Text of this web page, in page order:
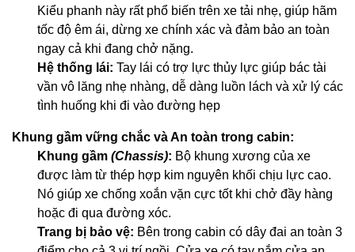
Kiểu phanh này rất phổ biến trên xe tải nhẹ, giúp hãm
tốc độ êm ái, dừng xe chính xác và đảm bảo an toàn
ngay cả khi đang chở nặng.
Hệ thống lái: Tay lái có trợ lực thủy lực giúp bác tài
vần vô lăng nhẹ nhàng, dễ dàng luồn lách và xử lý các
tình huống khi đi vào đường hẹp
Khung gầm vững chắc và An toàn trong cabin:
Khung gầm (Chassis): Bộ khung xương của xe
được làm từ thép hợp kim nguyên khối chịu lực cao.
Nó giúp xe chống xoắn vặn cực tốt khi chở đầy hàng
hoặc đi qua đường xóc.
Trang bị bảo vệ: Bên trong cabin có dây đai an toàn 3